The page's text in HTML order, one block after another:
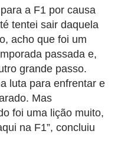
a F1 por causa
tentei sair daquela
acho que foi um
passada e,
grande passo.
luta para enfrentar e
Mas
foi uma lição muito,
na F1”, concluiu